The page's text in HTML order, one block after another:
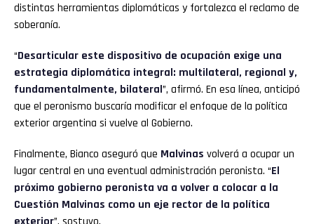
distintas herramientas diplomáticas y fortalezca el reclamo de
soberanía.
“Desarticular este dispositivo de ocupación exige una
estrategia diplomática integral: multilateral, regional y,
fundamentalmente, bilateral”, afirmó. En esa línea, anticipó
que el peronismo buscaría modificar el enfoque de la política
exterior argentina si vuelve al Gobierno.
Finalmente, Bianco aseguró que Malvinas volverá a ocupar un
lugar central en una eventual administración peronista. “El
próximo gobierno peronista va a volver a colocar a la
Cuestión Malvinas como un eje rector de la política